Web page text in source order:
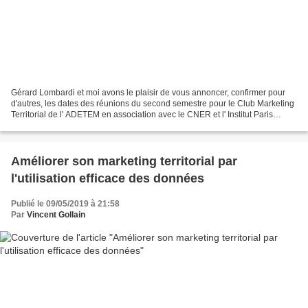
Gérard Lombardi et moi avons le plaisir de vous annoncer, confirmer pour
d'autres, les dates des réunions du second semestre pour le Club Marketing
Territorial de l' ADETEM en association avec le CNER et l' Institut Paris
Améliorer son marketing territorial par
l'utilisation efficace des données
Publié le 09/05/2019 à 21:58
Par Vincent Gollain